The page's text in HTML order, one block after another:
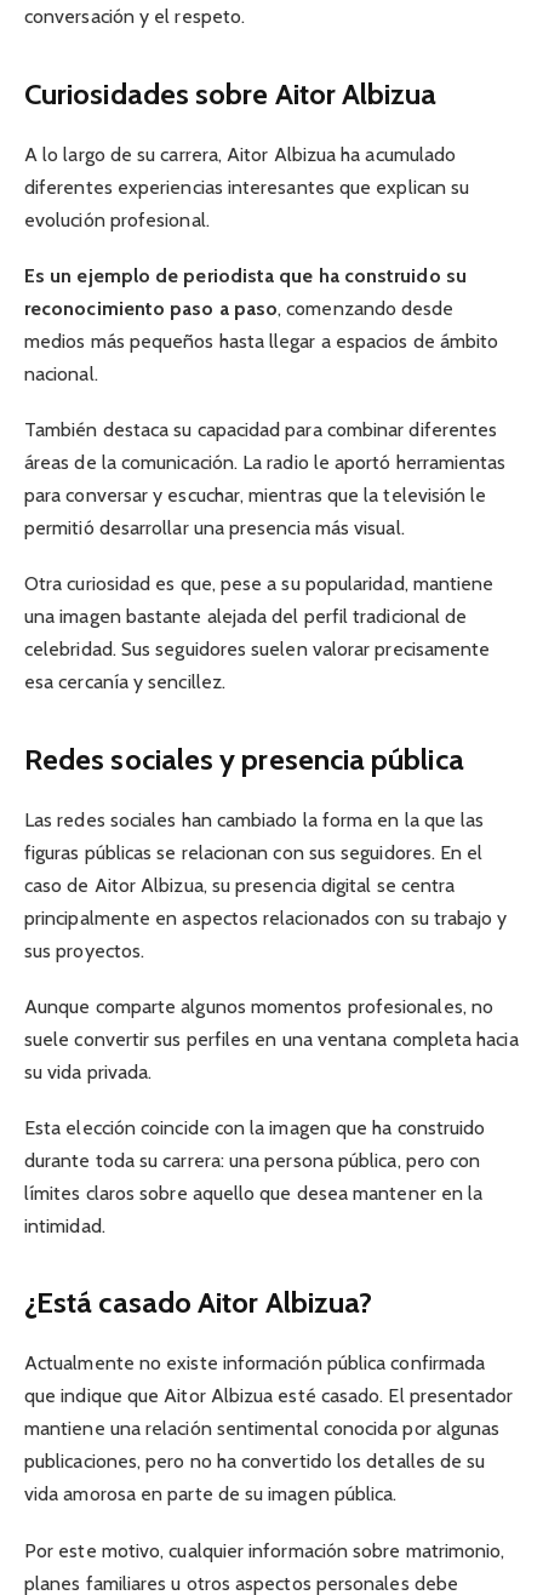
conversación y el respeto.
Curiosidades sobre Aitor Albizua
A lo largo de su carrera, Aitor Albizua ha acumulado
diferentes experiencias interesantes que explican su
evolución profesional.
Es un ejemplo de periodista que ha construido su
reconocimiento paso a paso, comenzando desde
medios más pequeños hasta llegar a espacios de ámbito
nacional.
También destaca su capacidad para combinar diferentes
áreas de la comunicación. La radio le aportó herramientas
para conversar y escuchar, mientras que la televisión le
permitió desarrollar una presencia más visual.
Otra curiosidad es que, pese a su popularidad, mantiene
una imagen bastante alejada del perfil tradicional de
celebridad. Sus seguidores suelen valorar precisamente
esa cercanía y sencillez.
Redes sociales y presencia pública
Las redes sociales han cambiado la forma en la que las
figuras públicas se relacionan con sus seguidores. En el
caso de Aitor Albizua, su presencia digital se centra
principalmente en aspectos relacionados con su trabajo y
sus proyectos.
Aunque comparte algunos momentos profesionales, no
suele convertir sus perfiles en una ventana completa hacia
su vida privada.
Esta elección coincide con la imagen que ha construido
durante toda su carrera: una persona pública, pero con
límites claros sobre aquello que desea mantener en la
intimidad.
¿Está casado Aitor Albizua?
Actualmente no existe información pública confirmada
que indique que Aitor Albizua esté casado. El presentador
mantiene una relación sentimental conocida por algunas
publicaciones, pero no ha convertido los detalles de su
vida amorosa en parte de su imagen pública.
Por este motivo, cualquier información sobre matrimonio,
planes familiares u otros aspectos personales debe